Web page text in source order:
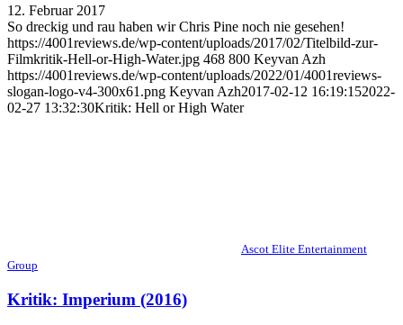
12. Februar 2017
So dreckig und rau haben wir Chris Pine noch nie gesehen!
https://4001reviews.de/wp-content/uploads/2017/02/Titelbild-zur-
Filmkritik-Hell-or-High-Water.jpg 468 800 Keyvan Azh
https://4001reviews.de/wp-content/uploads/2022/01/4001reviews-
slogan-logo-v4-300x61.png Keyvan Azh2017-02-12 16:19:152022-
02-27 13:32:30Kritik: Hell or High Water
Ascot Elite Entertainment
Group
Kritik: Imperium (2016)